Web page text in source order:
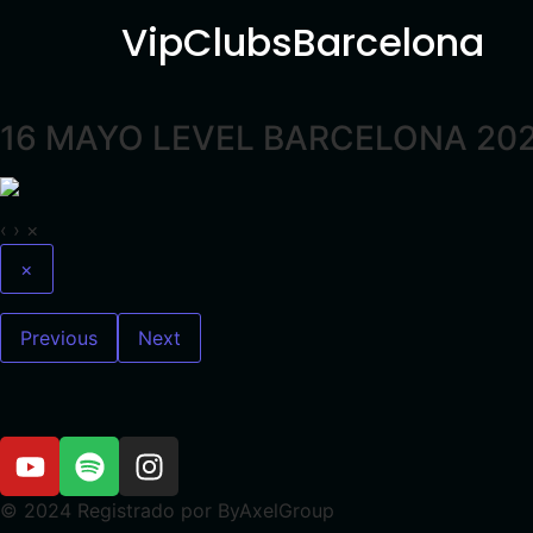
VipClubsBarcelona
16 MAYO LEVEL BARCELONA
‹ › ×
×
Previous Next
© 2024 Registrado por ByAxelGroup